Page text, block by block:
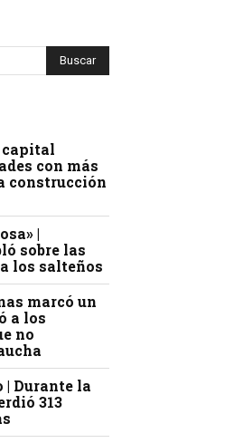
capital
con más
construcción
|
sobre las
los salteños
marcó un
a los
no
Durante la
313